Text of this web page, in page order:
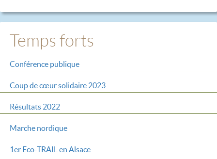
Temps forts
Conférence publique
Coup de cœur solidaire 2023
Résultats 2022
Marche nordique
1er Eco-TRAIL en Alsace